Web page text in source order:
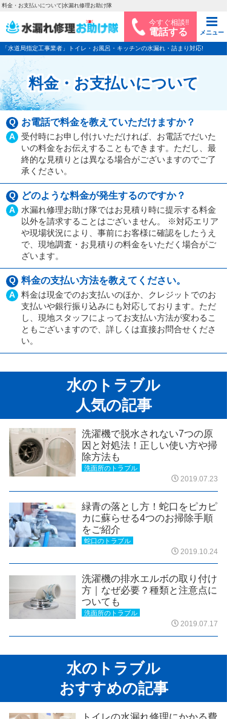
料金・お支払いについて|水漏れ修理お助け隊
今すぐ相談!!
電話する メニュー
「水道局指定工事業者」トイレ・お風呂・キッチンの水漏れ・詰まり対応!
料金・お支払いについて
Q お電話で料金を教えていただけますか？
A
受付時にお申し付けいただければ、お電話でだいた
いの料金をお伝えすることもできます。ただし、最
終的な見積りとは異なる場合がございますのでご了
承ください。
Q どのような料金が発生するのですか？
A
水漏れ修理お助け隊ではお見積り時に提示する料金
以外を請求することはございません。 ※対応エリア
や現場状況により、事前にお客様に確認をしたうえ
で、現地調査・お見積りの料金をいただく場合がご
ざいます。
Q 料金の支払い方法を教えてください。
A
料金は現金でのお支払いのほか、クレジットでのお
支払いや銀行振り込みにも対応しております。ただ
し、現地スタッフによってお支払い方法が変わるこ
ともございますので、詳しくは直接お問合せくださ
い。
水のトラブル
人気の記事
洗濯機で脱水されない7つの原
因と対処法！正しい使い方や掃
除方法も
洗面所のトラブル
2019.07.23
緑青の落とし方！蛇口をピカピ
カに蘇らせる4つのお掃除手順
をご紹介
蛇口のトラブル
2019.10.24
洗濯機の排水エルボの取り付け
方｜なぜ必要？種類と注意点に
ついても
洗面所のトラブル
2019.07.17
水のトラブル
おすすめの記事
トイレの水漏れ修理にかかる費